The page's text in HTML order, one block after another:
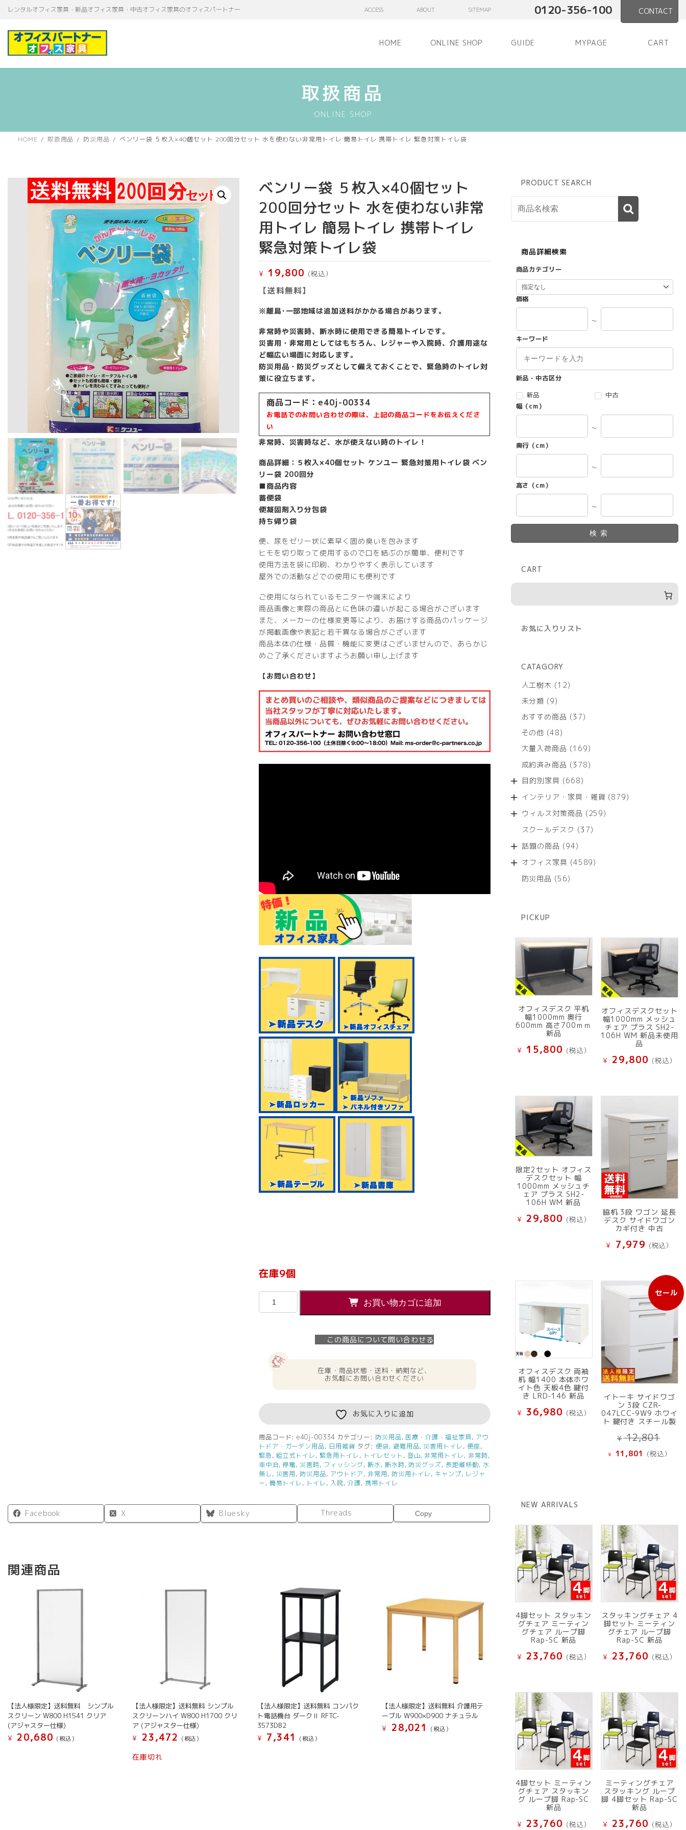
テ
ゲ
レンタルオフィス家具・新品オフィス家具・中古オフィス家具のオフィスパートナー ACCESS ABOUT SITEMAP 0120-356-100 CONTACT
HOME ONLINE SHOP GUIDE MYPAGE CART
取扱商品
ONLINE SHOP
HOME 取扱商品 防災用品 ベンリー袋 ５枚入×40個セット 200回分セット 水を使わない非常用トイレ 簡易トイレ 携帯トイレ 緊急対策トイレ袋
ベンリー袋 ５枚入×40個セット
200回分セット 水を使わない非常
用トイレ 簡易トイレ 携帯トイレ
緊急対策トイレ袋
¥ 19,800 (税込）
【送料無料】
※離島･一部地域は追加送料がかかる場合があります。
非常時や災害時、断水時に使用できる簡易トイレです。
災害用・非常用としてはもちろん、レジャーや入院時、介護用途な
ど幅広い場面に対応します。
防災用品・防災グッズとして備えておくことで、緊急時のトイレ対
策に役立ちます。
商品コード：e40j-00334
お電話でのお問い合わせの際は、上記の商品コードをお伝えくださ
い
非常時、災害時など、水が使えない時のトイレ！
商品詳細：５枚入×40個セット ケンユー 緊急対策用トイレ袋 ベン
リー袋 200回分
■商品内容
蓄便袋
便凝固剤入り分包袋
持ち帰り袋
便、尿をゼリー状に素早く固め臭いを包みます
ヒモを切り取って使用するので口を結ぶのが簡単、便利です
使用方法を袋に印刷、わかりやすく表示しています
屋外での活動などでの使用にも便利です
ご使用になられているモニターや端末により
商品画像と実際の商品とに色味の違いが起こる場合がございます
また、メーカーの仕様変更等により、お届けする商品のパッケージ
が掲載画像や表記と若干異なる場合がございます
商品本体の仕様・品質・機能に変更はございませんので、あらかじ
めご了承くださいますようお願い申し上げます
【お問い合わせ】
在庫9個
ベ
個
セ
ッ
ト
200
回
分
セ
ト
水
レ
携
帯
ト
お買い物カゴに追加
この商品について問い合わせる
在庫・商品状態・送料・納期など、
お気軽にお問い合わせください
お気に入りに追加
商品コード:e40j-00334 カテゴリー: 防災用品, 医療・介護・福祉家具, アウ
トドア・ガーデン用品, 日用雑貨 タグ: 便袋, 避難用品, 災害用トイレ,便座,
緊急, 組立式トイレ,緊急用トイレ, トイレセット, 登山,非常用トイレ,非常時,
車中泊,停電, 災害時, フィッシング, 断水, 断水時, 防災グッズ, 長距離移動, 水
無し, 災害用, 防災用品, アウトドア, 非常用, 防災用トイレ, キャンプ, レジャ
ー, 簡易トイレ, トイレ, 入院, 介護, 携帯トイレ
Facebook X Bluesky Threads Copy
関連商品
【法人様限定】送料無料 シンプル
スクリーン W800 H1541 クリア
(アジャスター仕様)
¥ 20,680 (税込）
【法人様限定】送料無料 シンプル
スクリーンハイ W800 H1700 クリ
ア (アジャスター仕様)
¥
23,472 (税込）
在庫切れ
【法人様限定】送料無料 コンパク
ト電話機台 ダークⅡ RFTC-
3573DB2
¥
7,341 (税込）
【法人様限定】送料無料 介護用テ
ーブル W900×D900 ナチュラル
¥
28,021 (税込）
PRODUCT SEARCH
商品詳細検索
商品カテゴリー
価格
～
キーワード
新品・中古区分
新品
中古
幅（cm）
～
奥行（cm）
～
高さ（cm）
～
検索
CART
お気に入りリスト
CATAGORY
人工樹木
1212
商
未分類 99
の
商
おすすめ商品 3737
商
その他 4848
の
商
大量入荷商品 169169
の
成約済み商品 378378
商
目的別家具 668668
の
商
インテリア・家具・雑貨 879879
ウィルス対策商品 259259
スクールデスク 3737
商
話題の商品 9494
の
オフィス家具 45894589
防災用品 5656
PICKUP
オフィスデスク 平机
幅1000mm 奥行
600mm 高さ700ｍｍ
新品
¥ 15,800 (税込）
オフィスデスクセット
幅1000mm メッシュ
チェア プラス SH2-
106H WM 新品未使用
品
¥ 29,800 (税込）
限定2セット オフィス
デスクセット 幅
1000mm メッシュチ
ェア プラス SH2-
106H WM 新品
¥ 29,800 (税込）
脇机 3段 ワゴン 延長
デスク サイドワゴン
カギ付き 中古
¥ 7,979 (税込）
オフィスデスク 両袖
机 幅1400 本体ホワ
イト色 天板4色 鍵付
き LRD-146 新品
¥ 36,980 (税込）
セール
販
売
中
品
イトーキ サイドワゴ
ン 3段 CZR-
047LCC-9W9 ホワイ
ト 鍵付き スチール製
¥12,801
の
価
¥ 11,801 現
で
す。
(税込）
NEW ARRIVALS
4脚セット スタッキン
グチェア ミーティン
グチェア ループ脚
Rap-SC 新品
¥ 23,760 (税込）
スタッキングチェア 4
脚セット ミーティン
グチェア ループ脚
Rap-SC 新品
¥ 23,760 (税込）
4脚セット ミーティン
グチェア スタッキン
グ ループ脚 Rap-SC
新品
¥ 23,760 (税込）
ミーティングチェア
スタッキング ループ
脚 4脚セット Rap-SC
新品
¥ 23,760 (税込）